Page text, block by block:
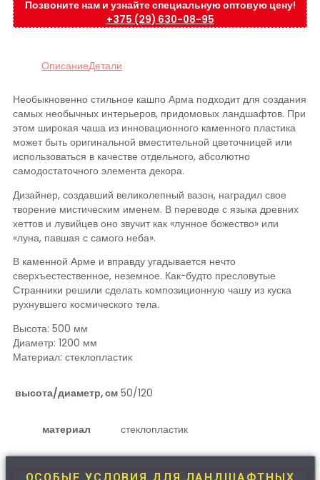
Позвоните нам и узнайте специальную оптовую цену!
+375 (29) 630-08-95
ОписаниеДетали
Необыкновенно стильное кашпо Арма подходит для создания
самых необычных интерьеров, придомовых ландшафтов. При
этом широкая чаша из инновационного каменного пластика
может быть оригинальной вместительной цветочницей или
использоваться в качестве отдельного, абсолютно
самодостаточного элемента декора.
Дизайнер, создавший великолепный вазон, наградил свое
творение мистическим именем. В переводе с языка древних
хеттов и лувийцев оно звучит как «лунное божество» или
«луна, павшая с самого неба».
В каменной Арме и вправду угадывается нечто
сверхъестественное, неземное. Как-будто пресловутые
Странники решили сделать композиционную чашу из куска
рухнувшего космического тела.
Высота: 500 мм
Диаметр: 1200 мм
Материал: стеклопластик
высота/диаметр, см 50/120
материал стеклопластик